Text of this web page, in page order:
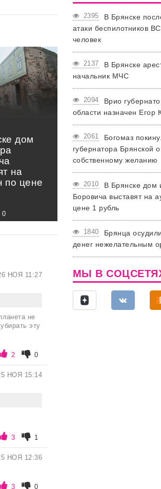
дом
на
по цене
0
НОЯ 11:27
не
эту
2 0
НОЯ 15:14
3 1
НОЯ 12:36
3 0
2395
В Брянске
атаки беспилотников
человек
2137
В Брянске
начальник МЧС
2094
Врио
области назначен Егор
2061
Богомаз
губернатора Брянской
собственному желанию
2010
В Брянске дом
Боровича выставят на
цене 1 рубль
1840
Брянца
денег нежелательным
МЫ В